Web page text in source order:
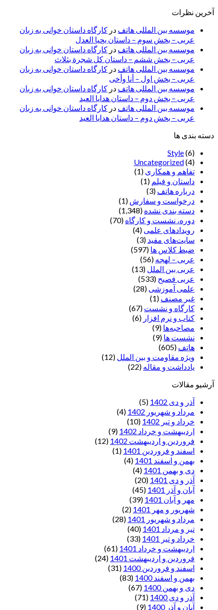
آخرین نظرات
موسسه بین المللی هاتف در کارگاه داستان خوانی به زبان
عربی – بخش سوم – داستان یحیا العدل
موسسه بین المللی هاتف در کارگاه داستان خوانی به زبان
عربی – بخش ششم – داستان کل شجرة بثلاث
موسسه بین المللی هاتف در کارگاه داستان خوانی به زبان
عربی – بخش اول – أنا وأخی
موسسه بین المللی هاتف در کارگاه داستان خوانی به زبان
عربی – بخش دوم – داستان هدایا العید
موسسه بین المللی هاتف در کارگاه داستان خوانی به زبان
عربی – بخش دوم – داستان هدایا العید
دسته بندی ها
Style(6)
Uncategorized(4)
تفاهم و همکاری (1)
داستان و فیلم (1)
درباره هاتف (3)
درخواست و سفارش (1)
دسته بندی نشده (1,348)
دوره، نشست و کارگاه (70)
رویدادهای علمی (4)
سایت‌های مفید (3)
ضبط کلاس ها (597)
عربی – لهجه (56)
عربی بین الملل (13)
عربی فصیح (533)
علمی آموزشی (28)
غير مصنف (1)
کارگاه و نشست (67)
کتاب و نرم افزار (6)
مصاحبه‌ها (9)
نشست ها (9)
هاتف (605)
ویژه مقاومت و بین الملل (12)
یادداشت‌ و مقاله (22)
آرشیو مقالات
آذر و دی 1402
(5)
مرداد و شهریور 1402
(4)
خرداد و تیر 1402
(10)
اردیبهشت و خرداد 1402
(9)
فروردین و اردیبهشت 1402
(12)
اسفند و فروردین 1401
(1)
بهمن و اسفند 1401
(4)
دی و بهمن 1401
(4)
آذر و دی 1401
(20)
آبان و آذر 1401
(45)
مهر و آبان 1401
(39)
شهریور و مهر 1401
(2)
مرداد و شهریور 1401
(28)
تیر و مرداد 1401
(40)
خرداد و تیر 1401
(33)
اردیبهشت و خرداد 1401
(61)
فروردین و اردیبهشت 1401
(24)
اسفند و فروردین 1400
(31)
بهمن و اسفند 1400
(83)
دی و بهمن 1400
(67)
آذر و دی 1400
(71)
آبان و آذر 1400
(9)